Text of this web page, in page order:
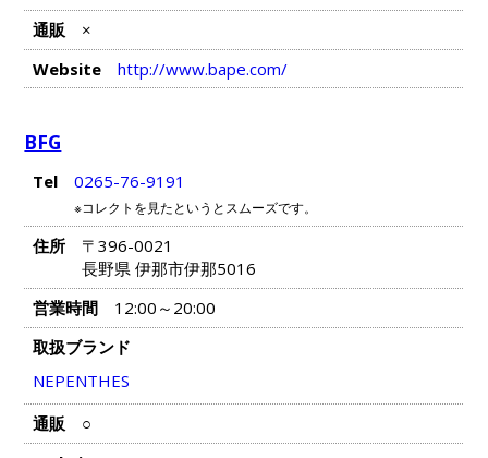
通販
×
Website
http://www.bape.com/
BFG
Tel 0265-76-9191
※コレクトを見たというとスムーズです。
住所
〒396-0021
長野県 伊那市伊那5016
営業時間
12:00～20:00
取扱ブランド
NEPENTHES
通販
○